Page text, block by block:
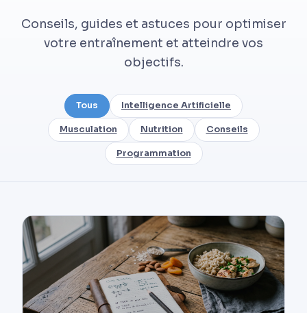
Conseils, guides et astuces pour optimiser
votre entraînement et atteindre vos
objectifs.
Tous Intelligence Artificielle
Musculation Nutrition Conseils
Programmation